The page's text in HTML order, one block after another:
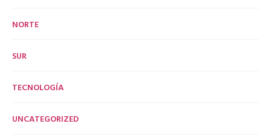
NORTE
SUR
TECNOLOGÍA
UNCATEGORIZED